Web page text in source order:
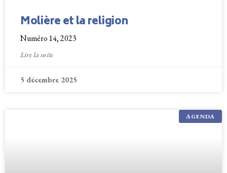
Molière et la religion
Numéro 14, 2023
Lire la suite
5 décembre 2025
AGENDA